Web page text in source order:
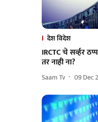
देश विदेश
IRCTC चे सर्व्हर
तर नाही ना?
Saam Tv 09 Dec